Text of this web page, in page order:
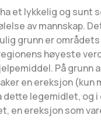
ha et lykkelig og
av mannskap.
grunn er
høyeste
På grunn
en ereksjon
dette legemidlet, og
en ereksjon som